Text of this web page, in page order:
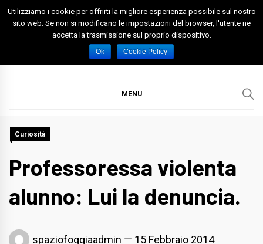
Skip
Spazio Foggia
Foggia News Calcio Eventi e Attività nella Capitanata
MENU
Curiosità
Professoressa violenta
alunno: Lui la denuncia.
spaziofoggiaadmin 15 Febbraio 2014
Utilizziamo i cookie per offrirti la migliore esperienza possibile sul nostro
sito web. Se non si modificano le impostazioni del browser, l'utente ne
accetta la trasmissione sul proprio dispositivo.
Ok Cookie Policy